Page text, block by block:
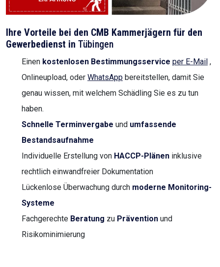
Ihre Vorteile bei den CMB Kammerjägern für den
Gewerbedienst in Tübingen
Einen kostenlosen Bestimmungsservice per E-Mail ,
Onlineupload, oder WhatsApp bereitstellen, damit Sie
genau wissen, mit welchem Schädling Sie es zu tun
haben.
Schnelle Terminvergabe und umfassende
Bestandsaufnahme
Individuelle Erstellung von HACCP-Plänen inklusive
rechtlich einwandfreier Dokumentation
Lückenlose Überwachung durch moderne Monitoring-
Systeme
Fachgerechte Beratung zu Prävention und
Risikominimierung